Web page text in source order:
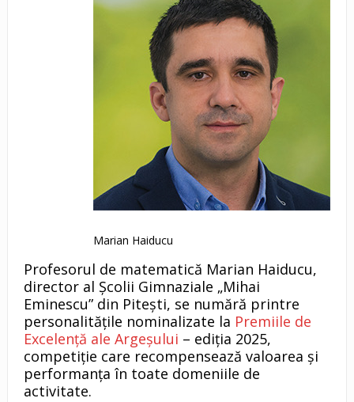
Marian Haiducu
Profesorul de matematică Marian Haiducu,
director al Școlii Gimnaziale „Mihai
Eminescu” din Pitești, se numără printre
personalitățile nominalizate la Premiile de
Excelență ale Argeșului – ediția 2025,
competiție care recompensează valoarea și
performanța în toate domeniile de
activitate.